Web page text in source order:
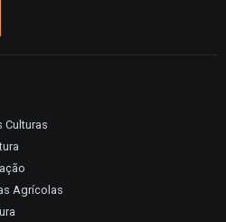
Culturas
Agrícolas